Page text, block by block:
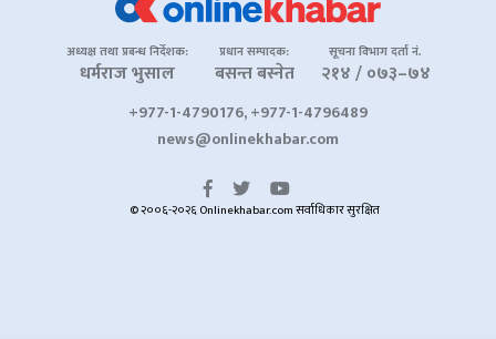
अध्यक्ष तथा प्रबन्ध निर्देशक:
धर्मराज भुसाल
प्रधान सम्पादक:
बसन्त बस्नेत
सूचना विभाग दर्ता नं.
२१४ / ०७३–७४
+977-1-4790176, +977-1-4796489
news@onlinekhabar.com
© २००६-२०२६ Onlinekhabar.com सर्वाधिकार सुरक्षित